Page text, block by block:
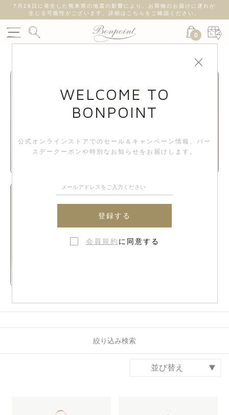
7月28日に発生した熊本県の地震の影響により、お荷物のお届けに遅れが
生じる可能性がございます。詳細はこちらをご確認ください。
0
絞り込み検索
WELCOME TO
BONPOINT
公式オンラインストアでのセール＆キャンペーン情報、 バー
スデークーポンや特別なお知らせをお届けします。
登録する
会員規約 に同意する